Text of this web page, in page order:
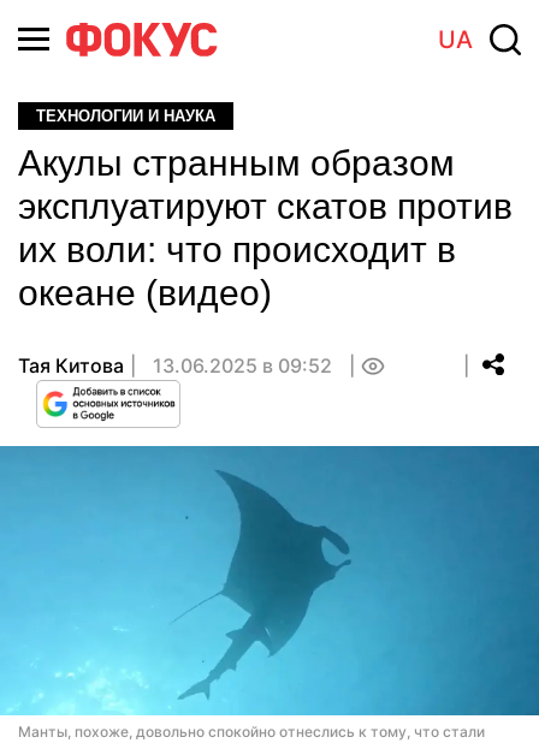
UA
ТЕХНОЛОГИИ И НАУКА
Акулы странным образом
эксплуатируют скатов против
их воли: что происходит в
океане (видео)
Тая Китова 13.06.2025 в 09:52
Манты, похоже, довольно спокойно отнеслись к тому, что стали